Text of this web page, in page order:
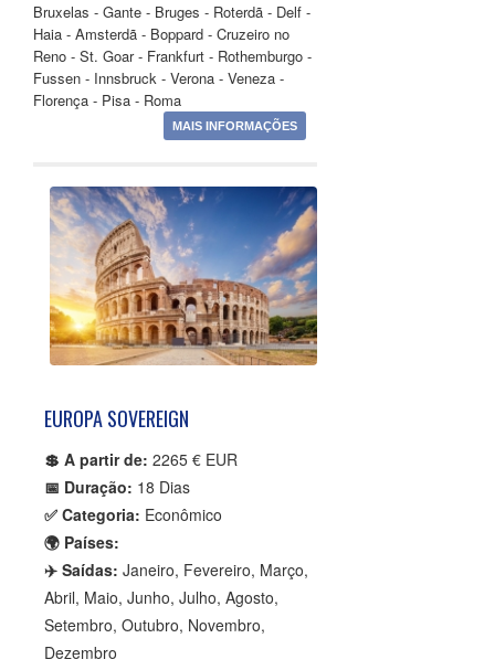
Bruxelas - Gante - Bruges - Roterdã - Delf -
Haia - Amsterdã - Boppard - Cruzeiro no
Reno - St. Goar - Frankfurt - Rothemburgo -
Fussen - Innsbruck - Verona - Veneza -
Florença - Pisa - Roma
MAIS INFORMAÇÕES
EUROPA SOVEREIGN
💲 A partir de: 2265 € EUR
📅 Duração: 18 Dias
✅ Categoria: Econômico
🌍 Países:
✈️ Saídas: Janeiro, Fevereiro, Março,
Abril, Maio, Junho, Julho, Agosto,
Setembro, Outubro, Novembro,
Dezembro